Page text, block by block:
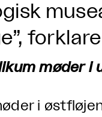
møder i
i